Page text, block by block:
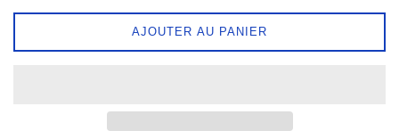
AJOUTER AU PANIER